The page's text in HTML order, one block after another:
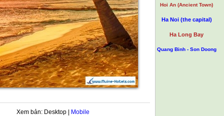
Hoi An (Ancient Town)
Ha Noi (the capital)
Ha Long Bay
Quang Binh - Son Doong
Xem bản: Desktop | Mobile